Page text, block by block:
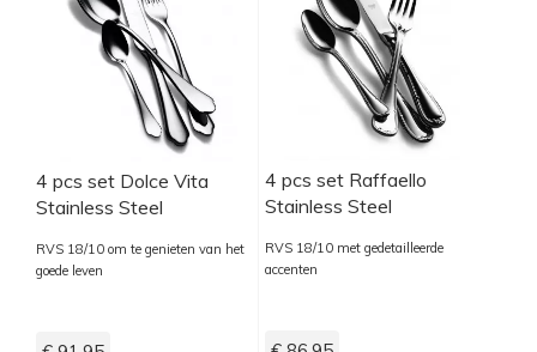
4 pcs set Dolce Vita
Stainless Steel
RVS 18/10 om te genieten van het
goede leven
4 pcs set Raffaello
Stainless Steel
RVS 18/10 met gedetailleerde
accenten